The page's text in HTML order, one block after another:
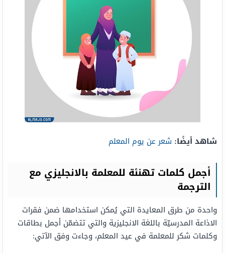
شاهد أيضًا: شعر عن يوم المعلم
أجمل كلمات تهنئة للمعلمة بالانجليزي مع
الترجمة
واحدة من طرق المعايدة التي يُمكن استخدامها ضمن فقرات
الاذاعة المدرسيّة باللغة الانجليزية والتي تتضمّن أجمل بطاقات
وكلمات شكر للمعلمة في عيد المعلم، وجاءت وفق الآتي: